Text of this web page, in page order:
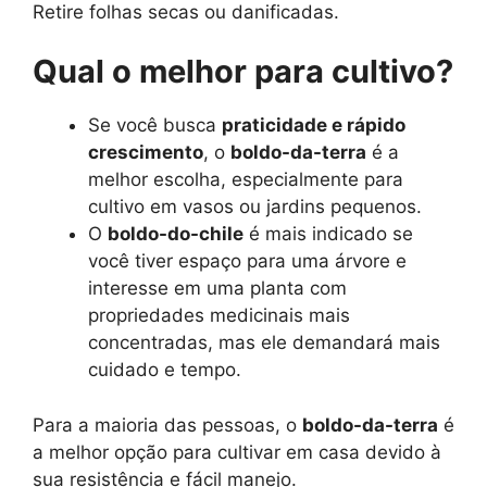
Retire folhas secas ou danificadas.
Qual o melhor para cultivo?
Se você busca praticidade e rápido
crescimento, o boldo-da-terra é a
melhor escolha, especialmente para
cultivo em vasos ou jardins pequenos.
O boldo-do-chile é mais indicado se
você tiver espaço para uma árvore e
interesse em uma planta com
propriedades medicinais mais
concentradas, mas ele demandará mais
cuidado e tempo.
Para a maioria das pessoas, o boldo-da-terra é
a melhor opção para cultivar em casa devido à
sua resistência e fácil manejo.